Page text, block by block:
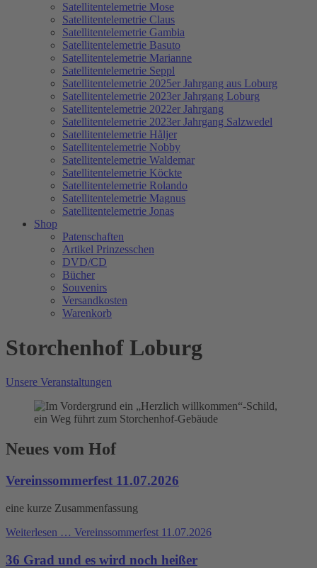
Satellitentelemetrie Mose
Satellitentelemetrie Claus
Satellitentelemetrie Gambia
Satellitentelemetrie Basuto
Satellitentelemetrie Marianne
Satellitentelemetrie Seppl
Satellitentelemetrie 2025er Jahrgang aus Loburg
Satellitentelemetrie 2023er Jahrgang Loburg
Satellitentelemetrie 2022er Jahrgang
Satellitentelemetrie 2023er Jahrgang Salzwedel
Satellitentelemetrie Håljer
Satellitentelemetrie Nobby
Satellitentelemetrie Waldemar
Satellitentelemetrie Köckte
Satellitentelemetrie Rolando
Satellitentelemetrie Magnus
Satellitentelemetrie Jonas
Shop
Patenschaften
Artikel Prinzesschen
DVD/CD
Bücher
Souvenirs
Versandkosten
Warenkorb
Storchenhof Loburg
Unsere Veranstaltungen
Neues vom Hof
Vereinssommerfest 11.07.2026
eine kurze Zusammenfassung
Weiterlesen … Vereinssommerfest 11.07.2026
36 Grad und es wird noch heißer